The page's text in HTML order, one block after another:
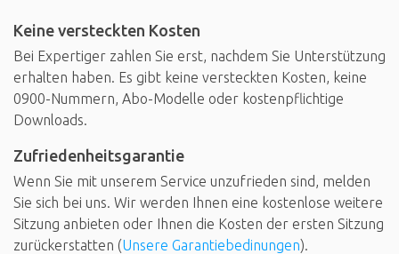
Keine versteckten Kosten
Bei Expertiger zahlen Sie erst, nachdem Sie Unterstützung
erhalten haben. Es gibt keine versteckten Kosten, keine
0900-Nummern, Abo-Modelle oder kostenpflichtige
Downloads.
Zufriedenheitsgarantie
Wenn Sie mit unserem Service unzufrieden sind, melden
Sie sich bei uns. Wir werden Ihnen eine kostenlose weitere
Sitzung anbieten oder Ihnen die Kosten der ersten Sitzung
zurückerstatten (Unsere Garantiebedinungen).